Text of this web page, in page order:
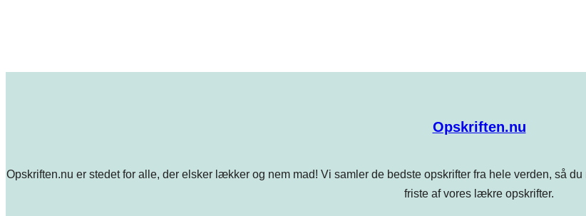
Opskriften.nu
Opskriften.nu er stedet for alle, der elsker lækker og nem mad! Vi samler de bedste opskrifter fra hele verden, så
friste af vores lækre opskrifter.